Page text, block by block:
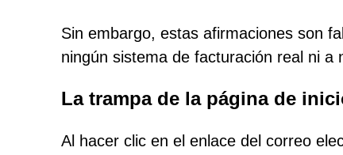
Sin embargo, estas afirmaciones son
ningún sistema de facturación real ni a
La trampa de la página de
Al hacer clic en el enlace del correo